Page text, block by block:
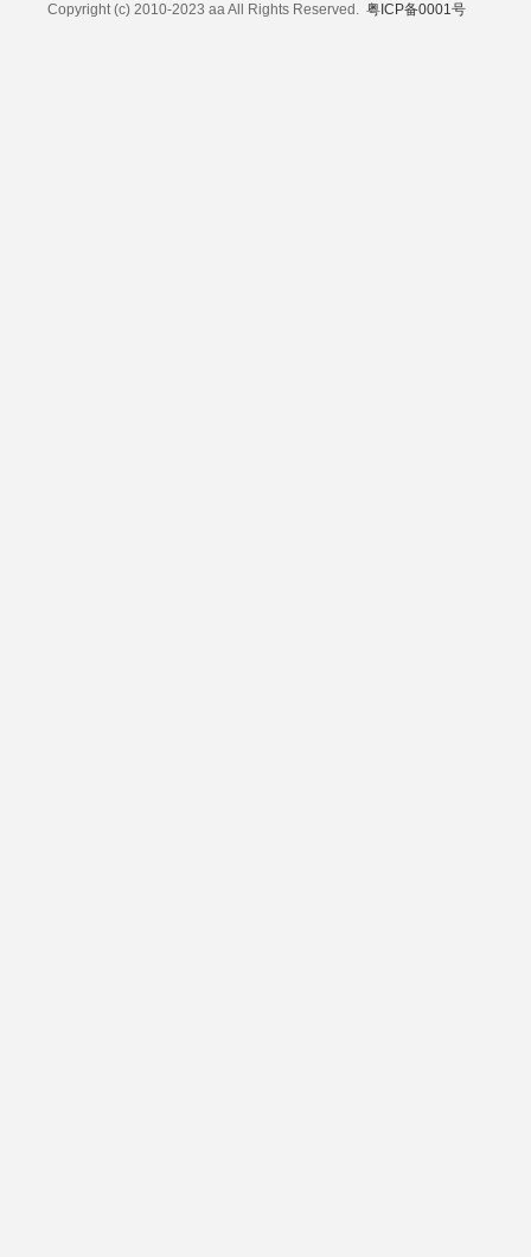
Copyright (c) 2010-2023 aa All Rights Reserved. 粤ICP备0001号